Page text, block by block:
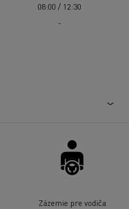
08:00 / 12:30
-
Zázemie pre vodiča